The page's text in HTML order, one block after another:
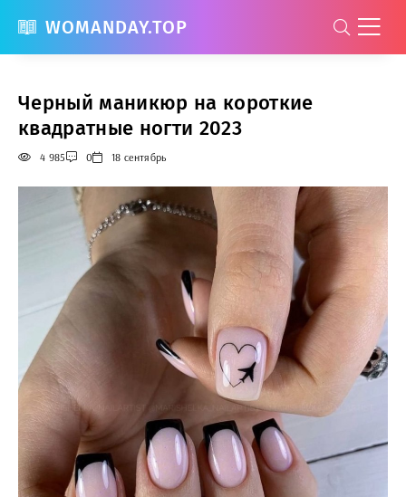
WOMANDAY.TOP
Черный маникюр на короткие
квадратные ногти 2023
4 985 0 18 сентябрь